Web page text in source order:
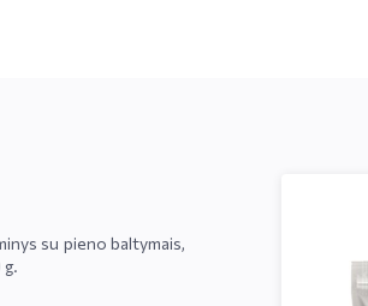
su pieno baltymais,
g.